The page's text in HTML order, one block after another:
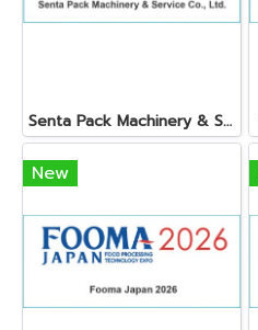
Senta Pack Machinery & Service Co., Ltd.
New